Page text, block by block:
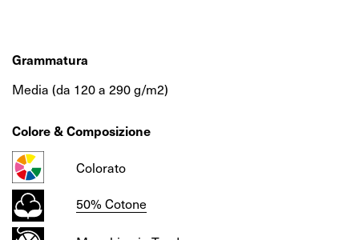
Grammatura
Media (da 120 a 290 g/m2)
Colore & Composizione
Colorato
50% Cotone